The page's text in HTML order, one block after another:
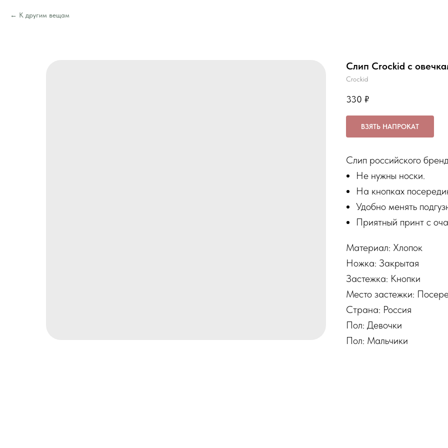
К другим вещам
Слип Crockid с
Crockid
330 ₽
ВЗЯТЬ НАПРОКАТ
Слип российского
Не нужны носки.
На кнопках
Удобно менять
Приятный принт с
Материал: Хлопок
Ножка: Закрытая
Застежка: Кнопки
Место застежки:
Страна: Россия
Пол: Девочки
Пол: Мальчики